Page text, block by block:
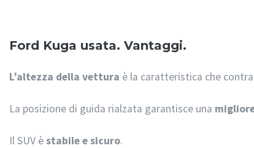
Ford Kuga usata. Vantaggi.
L’altezza della vettura è la caratteristica che
La posizione di guida rialzata garantisce una
Il SUV èstabile e sicuro.